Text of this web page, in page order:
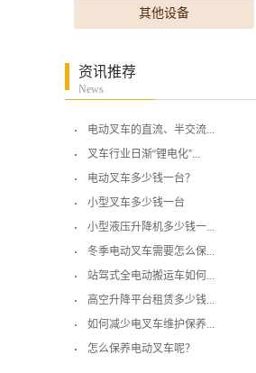
其他设备
资讯推荐
News
电动叉车的直流、半交流...
叉车行业日渐“锂电化”...
电动叉车多少钱一台？
小型叉车多少钱一台
小型液压升降机多少钱一...
冬季电动叉车需要怎么保...
站驾式全电动搬运车如何...
高空升降平台租赁多少钱...
如何减少电叉车维护保养...
怎么保养电动叉车呢？